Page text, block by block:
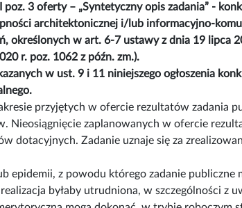
3 oferty – „Syntetyczny opis zadania” -
architektonicznej i/lub informacyjno-
określonych w art. 6-7 ustawy z dnia 19 lipca
r. poz. 1062 z późn. zm.).
w ust. 9 i 11 niniejszego ogłoszenia
przyjętych w ofercie rezultatów zadania
Nieosiągnięcie zaplanowanych w ofercie
dotacyjnych. Zadanie uznaje się za
epidemii, z powodu którego zadanie publiczne
byłaby utrudniona, w szczególności z